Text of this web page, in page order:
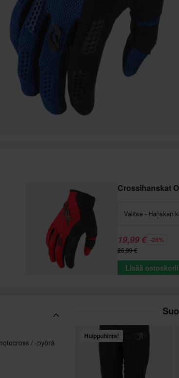
Crossihanskat
Valitse - Hanskan
19,99 € -26%
26,99 €
Lisää
/ -pyörä
Huippuhinta!